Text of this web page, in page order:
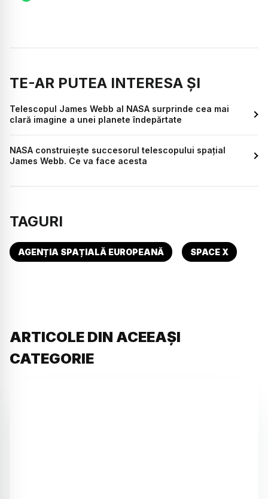
TE-AR PUTEA INTERESA ȘI
Telescopul James Webb al NASA surprinde cea mai
clară imagine a unei planete îndepărtate
NASA construiește succesorul telescopului spațial
James Webb. Ce va face acesta
TAGURI
AGENȚIA SPAȚIALĂ EUROPEANĂ SPACE X
ARTICOLE DIN ACEEAȘI
CATEGORIE